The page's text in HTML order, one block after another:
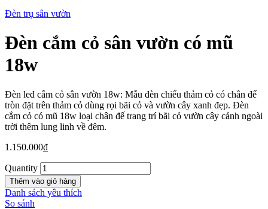
New
Đèn trụ sân vườn
Đèn cắm cỏ sân vườn có mũ
18w
Đèn led cắm cỏ sân vườn 18w: Mẫu đèn chiếu thảm cỏ có chân đế
tròn đặt trên thảm cỏ dùng rọi bãi cỏ và vườn cây xanh đẹp. Đèn
cắm cỏ có mũ 18w loại chân đế trang trí bãi cỏ vườn cây cảnh ngoài
trời thêm lung linh về đêm.
1.150.000₫
Quantity
Thêm vào giỏ hàng
Danh sách yêu thích
So sánh